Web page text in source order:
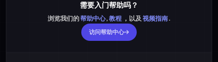
需要入门帮助吗？
浏览我们的帮助中心,教程 ，以及视频指南.
访问帮助中心